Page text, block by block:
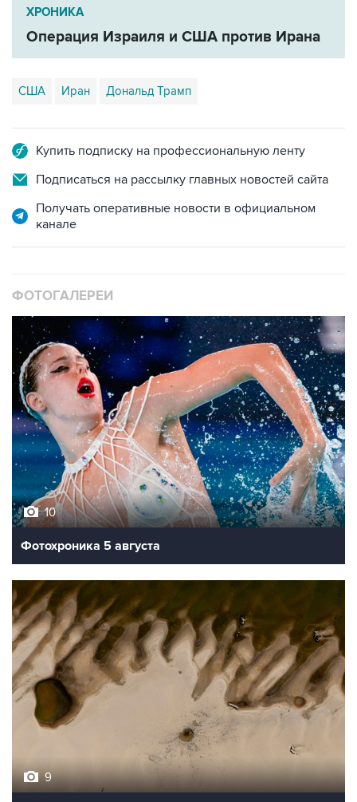
ХРОНИКА
Операция Израиля и США против Ирана
США Иран Дональд Трамп
Купить подписку на профессиональную ленту
Подписаться на рассылку главных новостей сайта
Получать оперативные новости в официальном
канале
ФОТОГАЛЕРЕИ
10
Фотохроника 5 августа
9